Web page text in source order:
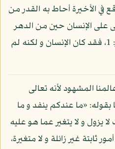
في الأخيرة أحاط به القدر من
على الإنسان حين من الدهر
لم يكن شيئا مذكورا»: الدهر: 1، فقد كان الإنسان و لكنه لم
المشهود لأنه تعالى
بقوله: «ما عندكم ينفد و ما
يزول و لا يتغير عما هو عليه
ثابتة غير زائلة و لا متغيرة،